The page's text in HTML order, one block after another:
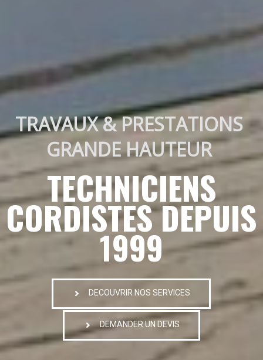
TRAVAUX & PRESTATIONS
GRANDE HAUTEUR
TECHNICIENS
CORDISTES DEPUIS
1999
DECOUVRIR NOS SERVICES
DEMANDER UN DEVIS